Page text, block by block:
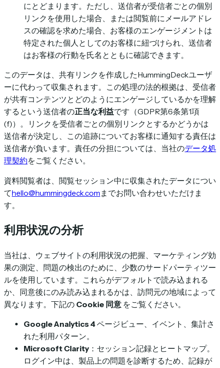
にとどまります。ただし、送信者が受信者ごとの個別
リンクを使用した場合、または閲覧前にメールアドレ
スの確認を求めた場合、お客様のエンゲージメントは
特定された個人としてのお客様に紐づけられ、送信者
はお客様の行動を氏名とともに確認できます。
このデータは、共有リンクを作成したHummingDeckユーザ
ーに代わって収集されます。この処理の法的根拠は、受信者
が共有コンテンツとどのようにエンゲージしているかを理解
するという送信者の正当な利益です（GDPR第6条第1項
(f)）。リンクを受信者ごとの個別リンクとするかどうかは
送信者が決定し、この追跡についてお客様に通知する責任は
送信者が負います。責任の分担については、当社のデータ処
理契約をご覧ください。
資料閲覧者は、閲覧セッション中に収集されたデータについ
てhello@hummingdeck.com までお問い合わせいただけま
す。
利用状況の分析
当社は、ウェブサイトの利用状況の把握、マーケティング効
果の測定、問題の検出のために、少数のサードパーティツー
ルを使用しています。これらがデフォルトで読み込まれる
か、同意後にのみ読み込まれるかは、訪問元の地域によって
異なります。下記の Cookie 同意 をご覧ください。
Google Analytics 4ページビュー、イベント、集計さ
れた利用パターン。
Microsoft Clarity：セッション記録とヒートマップ。
ログイン中は、製品上の問題を診断するため、記録が